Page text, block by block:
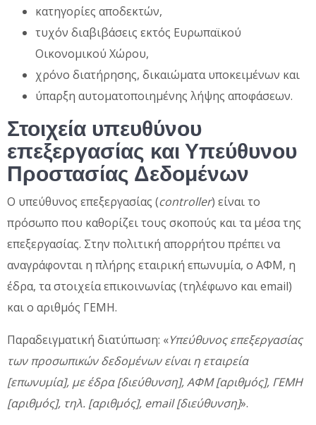
κατηγορίες αποδεκτών,
τυχόν διαβιβάσεις εκτός Ευρωπαϊκού
Οικονομικού Χώρου,
χρόνο διατήρησης, δικαιώματα υποκειμένων και
ύπαρξη αυτοματοποιημένης λήψης αποφάσεων.
Στοιχεία υπευθύνου
επεξεργασίας και Υπεύθυνου
Προστασίας Δεδομένων
Ο υπεύθυνος επεξεργασίας (controller) είναι το
πρόσωπο που καθορίζει τους σκοπούς και τα μέσα της
επεξεργασίας. Στην πολιτική απορρήτου πρέπει να
αναγράφονται η πλήρης εταιρική επωνυμία, ο ΑΦΜ, η
έδρα, τα στοιχεία επικοινωνίας (τηλέφωνο και email)
και ο αριθμός ΓΕΜΗ.
Παραδειγματική διατύπωση: «Υπεύθυνος επεξεργασίας
των προσωπικών δεδομένων είναι η εταιρεία
[επωνυμία], με έδρα [διεύθυνση], ΑΦΜ [αριθμός], ΓΕΜΗ
[αριθμός], τηλ. [αριθμός], email [διεύθυνση]».